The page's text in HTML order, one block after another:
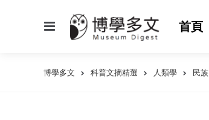
首頁
博學多文 科普文摘精選 人類學 民族